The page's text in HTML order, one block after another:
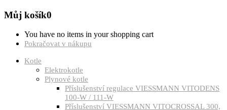
Můj košík0
You have no items in your shopping cart
Pokračovat v nákupu
Kotle
Elektrokotle
Plynové kotle
Příslušenství regulace VIESSMANN VITODENS
100-W / 111-W
Příslušenství VIESSMANN VITOCROSSAL 300,